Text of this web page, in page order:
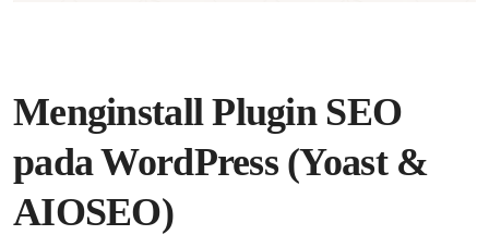
Menginstall Plugin SEO
pada WordPress (Yoast &
AIOSEO)